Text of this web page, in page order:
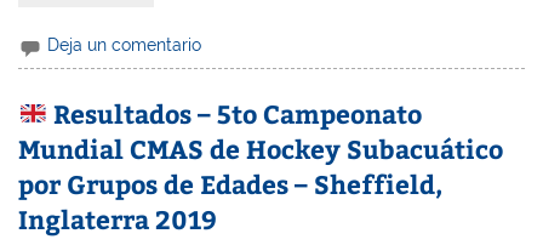
Deja un comentario
Resultados – 5to Campeonato
Mundial CMAS de Hockey Subacuático
por Grupos de Edades – Sheffield,
Inglaterra 2019